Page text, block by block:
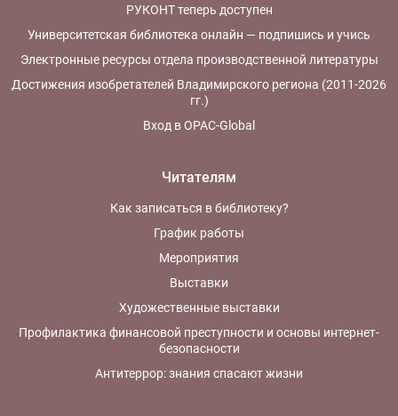
РУКОНТ теперь доступен
Университетская библиотека онлайн — подпишись и учись
Электронные ресурсы отдела производственной литературы
Достижения изобретателей Владимирского региона (2011-2026
гг.)
Вход в OPAC-Global
Читателям
Как записаться в библиотеку?
График работы
Мероприятия
Выставки
Художественные выставки
Профилактика финансовой преступности и основы интернет-
безопасности
Антитеррор: знания спасают жизни